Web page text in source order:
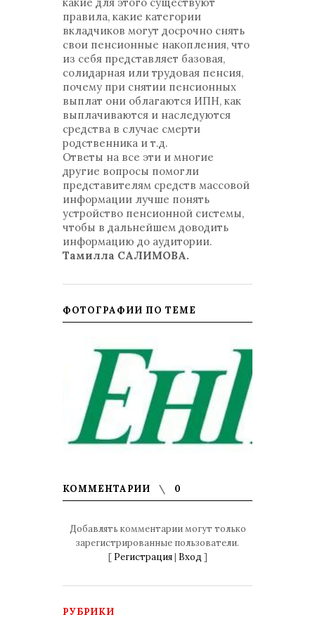
правила, какие категории
вкладчиков могут досрочно снять
свои пенсионные накопления, что
из себя представляет базовая,
солидарная или трудовая пенсия,
почему при снятии пенсионных
выплат они облагаются ИПН, как
выплачиваются и наследуются
средства в случае смерти
родственника и т.д.
Ответы на все эти и многие
другие вопросы помогли
представителям средств массовой
информации лучше понять
устройство пенсионной системы,
чтобы в дальнейшем доводить
информацию до аудитории.
Тамилла САЛИМОВА.
ФОТОГРАФИИ ПО ТЕМЕ
КОММЕНТАРИИ 0
Добавлять комментарии могут только
зарегистрированные пользователи.
[ Регистрация| Вход ]
РУБРИКИ